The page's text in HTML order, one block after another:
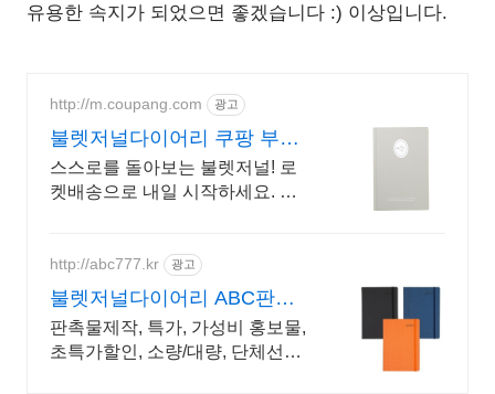
유용한 속지가 되었으면 좋겠습니다 :) 이상입니다.
http://m.coupang.com 광고
불렛저널다이어리 쿠팡 부드
러운 종이 필기감
스스로를 돌아보는 불렛저널! 로
켓배송으로 내일 시작하세요. 가
이어리.
http://abc777.kr 광고
불렛저널다이어리 ABC판촉
물 기업/관공서 후결제
판촉물제작, 특가, 가성비 홍보물,
초특가할인, 소량/대량, 단체선물